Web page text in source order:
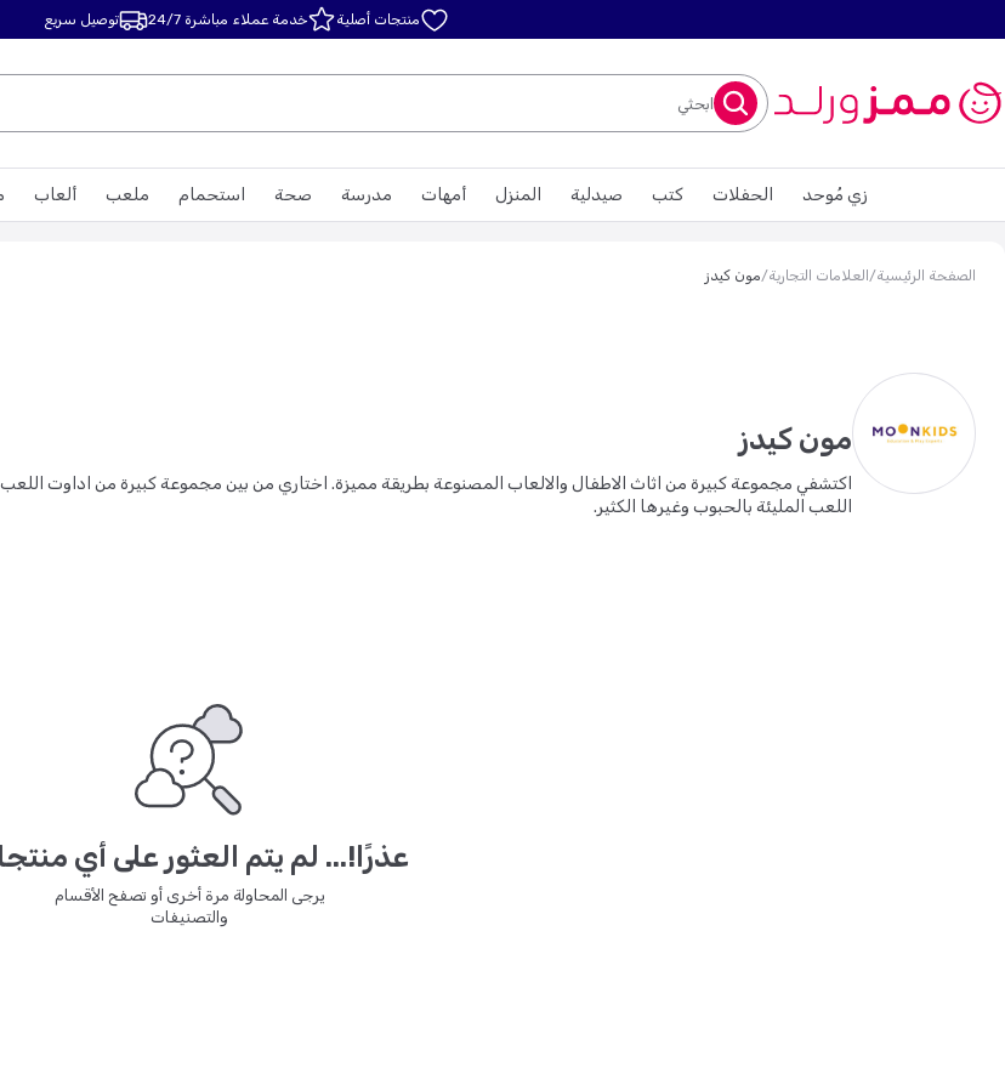
منتجات أصلية خدمة عملاء مباشرة 24/7 توصيل سريع
ابحثي
ألعاب ملعب استحمام صحة مدرسة أمهات المنزل صيدلية كتب الحفلات زي مُوحد
الصفحة الرئيسية/ العلامات التجارية/مون كيدز
مون كيدز
اكتشفي مجموعة كبيرة من اثاث الاطفال والالعاب المصنوعة بطريقة مميزة. اختاري من بين مجموعة كبيرة من اداوت
اللعب المليئة بالحبوب وغيرها الكثير.
عذرًا!... لم يتم العثور على أي
يرجى المحاولة مرة أخرى أو تصفح الأقسام
والتصنيفات